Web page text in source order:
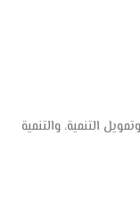
التنمية، والتنمية